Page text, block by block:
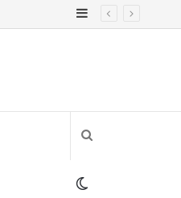
إضافة
بحث
عنالوضع